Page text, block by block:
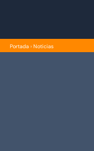
Portada › Noticias